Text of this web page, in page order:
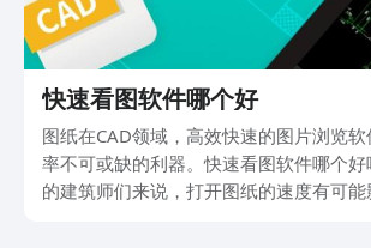
快速看图软件哪个好
图纸在CAD领域，高效快速的图片浏览
率不可或缺的利器。快速看图软件哪个
的建筑师们来说，打开图纸的速度有可